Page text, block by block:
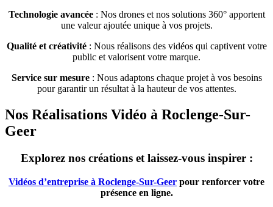
Technologie avancée: Nos drones et nos solutions 360° apportent
une valeur ajoutée unique à vos projets.
Qualité et créativité: Nous réalisons des vidéos qui captivent votre
public et valorisent votre marque.
Service sur mesure: Nous adaptons chaque projet à vos besoins
pour garantir un résultat à la hauteur de vos attentes.
Nos Réalisations Vidéo à Roclenge-Sur-
Geer
Explorez nos créations et laissez-vous inspirer :
Vidéos d’entreprise à Roclenge-Sur-Geer pour renforcer votre
présence en ligne.